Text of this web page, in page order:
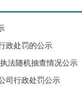
政处罚的公示
法随机抽查情况公示
司行政处罚公示